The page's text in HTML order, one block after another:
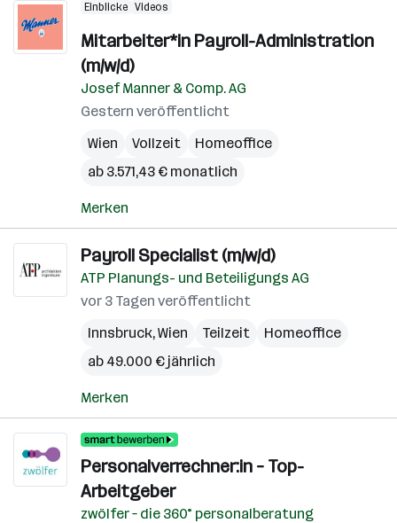
Einblicke Videos
Mitarbeiter*in Payroll-Administration
(m/w/d)
Josef Manner & Comp. AG
Gestern veröffentlicht
Wien
Vollzeit
Homeoffice
ab 3.571,43 € monatlich
Merken
Payroll Specialist (m/w/d)
ATP Planungs- und Beteiligungs AG
vor 3 Tagen veröffentlicht
Innsbruck,Wien Teilzeit
Homeoffice
ab 49.000 € jährlich
Merken
Personalverrechner:in – Top-
Arbeitgeber
zwölfer – die 360° personalberatung